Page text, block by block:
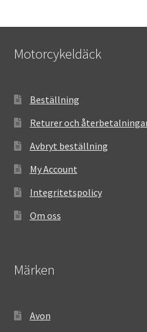
Motorcykeldäck
Beställning
Returer och
Avbryt beställning
My Account
Integritetspolicy
Om oss
Märken
Avon